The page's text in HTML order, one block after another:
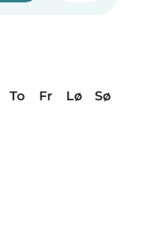
To Fr Lø
Sø